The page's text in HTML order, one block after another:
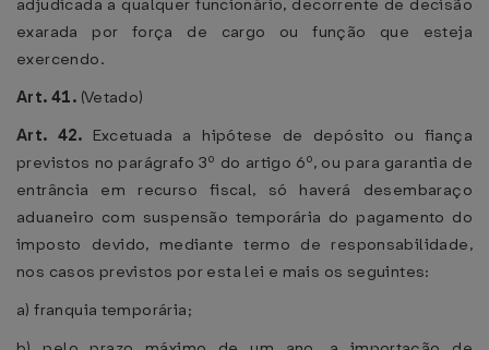
adjudicada a qualquer funcionário, decorrente de decisão
exarada por força de cargo ou função que esteja
exercendo.
Art. 41. (Vetado)
Art. 42. Excetuada a hipótese de depósito ou fiança
previstos no parágrafo 3º do artigo 6º, ou para garantia de
entrância em recurso fiscal, só haverá desembaraço
aduaneiro com suspensão temporária do pagamento do
imposto devido, mediante termo de responsabilidade,
nos casos previstos por esta lei e mais os seguintes:
a) franquia temporária;